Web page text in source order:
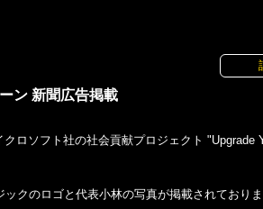
ン 新聞広告掲載
ロソフト社の社会貢献プロジェクト "Upgrade
クのロゴと代表小林の写真が掲載されておりま